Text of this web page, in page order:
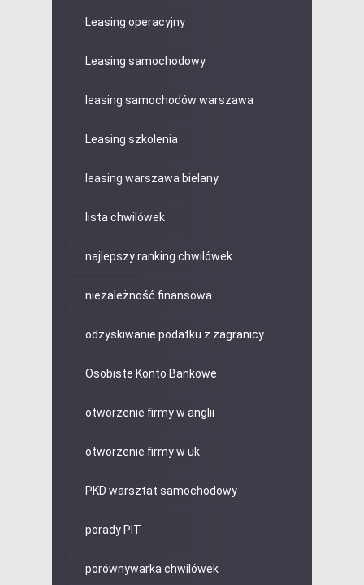
Leasing operacyjny
Leasing samochodowy
leasing samochodów warszawa
Leasing szkolenia
leasing warszawa bielany
lista chwilówek
najlepszy ranking chwilówek
niezależność finansowa
odzyskiwanie podatku z zagranicy
Osobiste Konto Bankowe
otworzenie firmy w anglii
otworzenie firmy w uk
PKD warsztat samochodowy
porady PIT
porównywarka chwilówek